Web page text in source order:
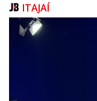
ITAJAÍ